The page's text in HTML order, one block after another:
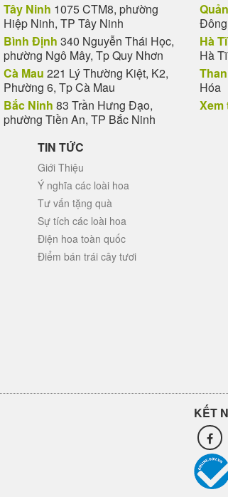
Tây Ninh 1075 CTM8, phường
Hiệp Ninh, TP Tây Ninh
Bình Định 340 Nguyễn Thái Học,
phường Ngô Mây, Tp Quy Nhơn
Cà Mau 221 Lý Thường Kiệt, K2,
Phường 6, Tp Cà Mau
Bắc Ninh 83 Trần Hưng Đạo,
phường Tiền An, TP Bắc Ninh
Hà
Hà
Hóa
Xem
TIN TỨC
Giới Thiệu
Ý nghĩa các loài hoa
Tư vấn tặng quà
Sự tích các loài hoa
Điện hoa toàn quốc
Điểm bán trái cây tươi
KẾT